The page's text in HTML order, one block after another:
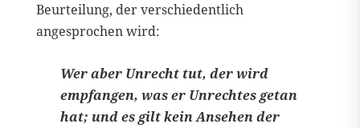
Beurteilung, der verschiedentlich
angesprochen wird:
Wer aber Unrecht tut, der wird
empfangen, was er Unrechtes getan
hat; und es gilt kein Ansehen der